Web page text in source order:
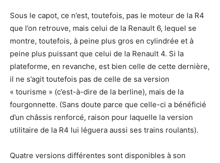
Sous le capot, ce n’est, toutefois, pas le moteur de la R4
que l’on retrouve, mais celui de la Renault 6, lequel se
montre, toutefois, à peine plus gros en cylindrée et à
peine plus puissant que celui de la Renault 4. Si la
plateforme, en revanche, est bien celle de cette dernière,
il ne s’agit toutefois pas de celle de sa version
« tourisme » (c’est-à-dire de la berline), mais de la
fourgonnette. (Sans doute parce que celle-ci a bénéficié
d’un châssis renforcé, raison pour laquelle la version
utilitaire de la R4 lui léguera aussi ses trains roulants).
Quatre versions différentes sont disponibles à son